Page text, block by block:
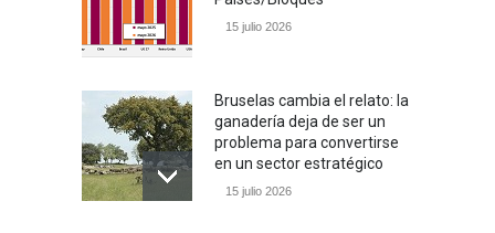
15 julio 2026
Bruselas cambia el relato: la
ganadería deja de ser un
problema para convertirse
en un sector estratégico
15 julio 2026